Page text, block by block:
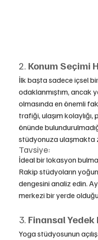
2. Konum Seçimi
İlk başta sadece içsel
odaklanmıştım, ancak
olmasında en önemli
trafiği, ulaşım
önünde
stüdyonuza ulaşmakta
Tavsiye:
İdeal bir lokasyon
Rakip stüdyoların
dengesini analiz edin.
merkezi bir yerde
3. Finansal
Yoga stüdyosunun